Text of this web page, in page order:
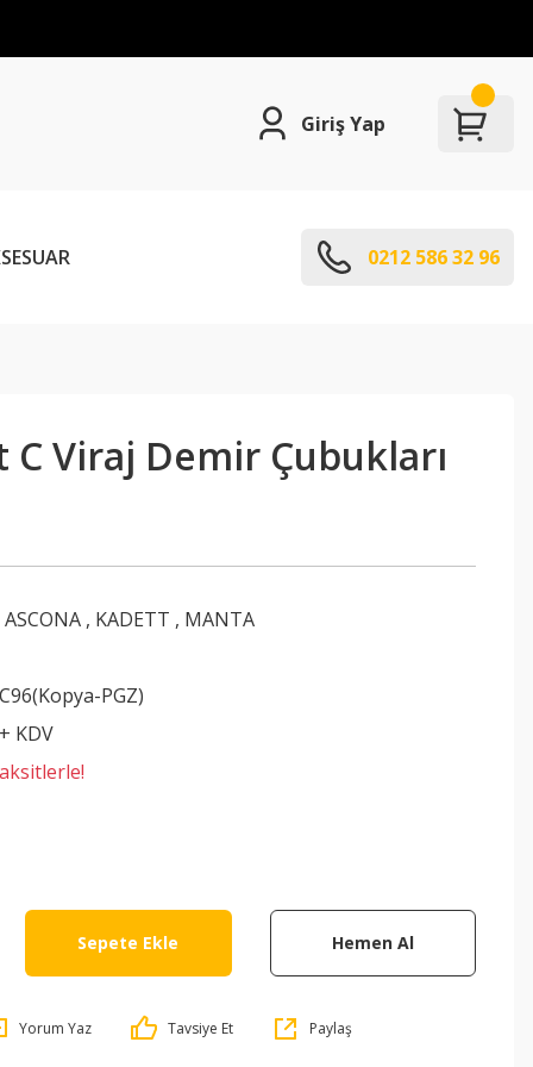
Giriş Yap
0212 586 32 96
C Viraj Demir Çubukları
ASCONA , KADETT , MANTA
PGZ)
KDV
Sepete Ekle Hemen Al
Yorum Yaz Tavsiye Et Paylaş